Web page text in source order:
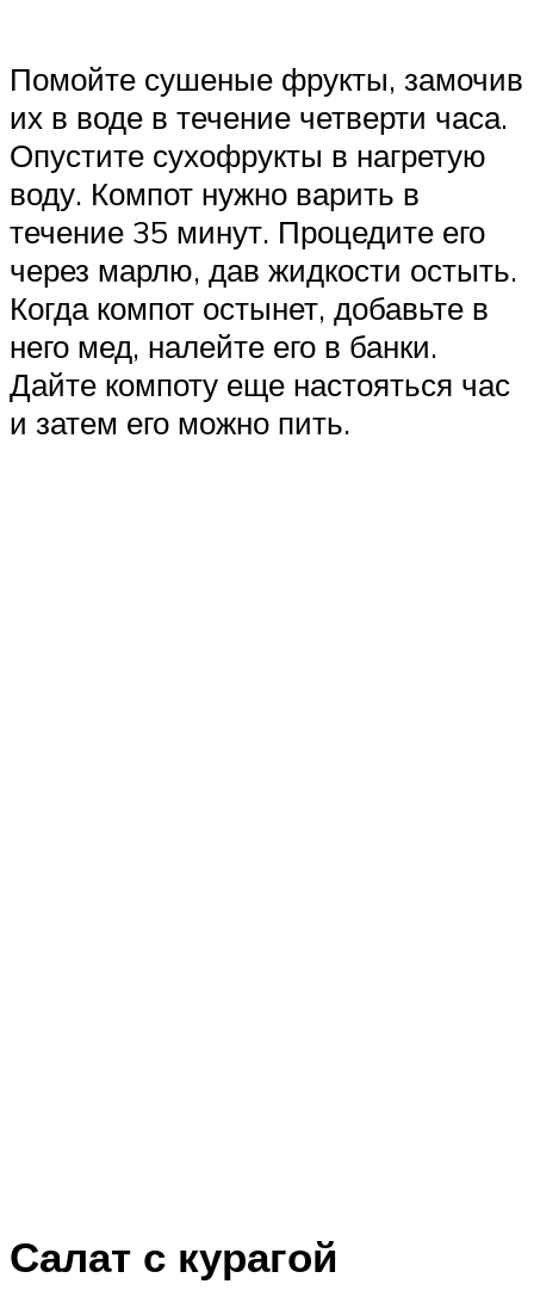
Помойте сушеные фрукты, замочив
их в воде в течение четверти часа.
Опустите сухофрукты в нагретую
воду. Компот нужно варить в
течение 35 минут. Процедите его
через марлю, дав жидкости остыть.
Когда компот остынет, добавьте в
него мед, налейте его в банки.
Дайте компоту еще настояться час
и затем его можно пить.
Салат с курагой